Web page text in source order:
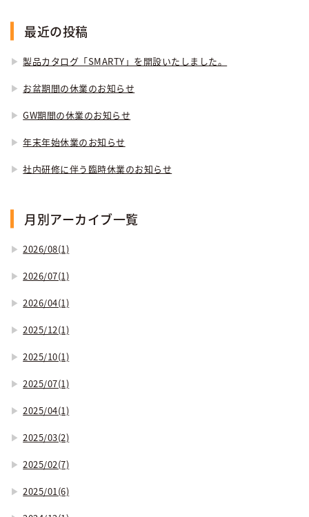
最近の投稿
製品カタログ「SMARTY」を開設いたしました。
お盆期間の休業のお知らせ
GW期間の休業のお知らせ
年末年始休業のお知らせ
社内研修に伴う臨時休業のお知らせ
月別アーカイブ一覧
2026/08(1)
2026/07(1)
2026/04(1)
2025/12(1)
2025/10(1)
2025/07(1)
2025/04(1)
2025/03(2)
2025/02(7)
2025/01(6)